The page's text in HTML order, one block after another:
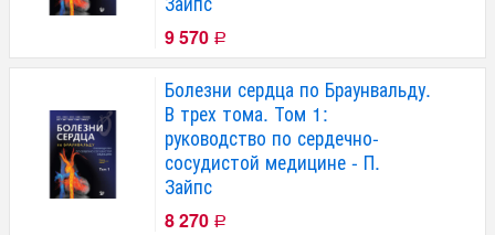
9 570 Р
Болезни сердца по Браунвальду.
В трех тома. Том 1:
руководство по сердечно-
сосудистой медицине - П.
Зайпс
8 270 Р